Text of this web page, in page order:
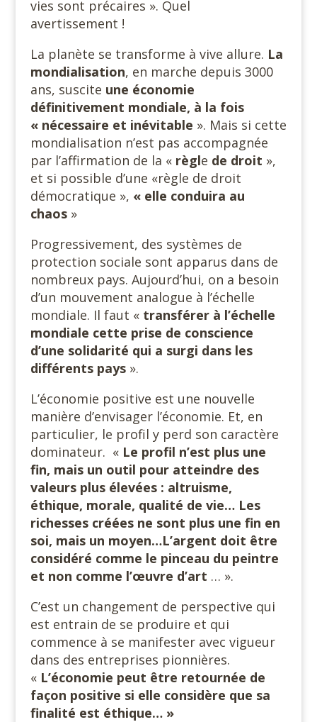
vies sont précaires ». Quel
avertissement !
La planète se transforme à vive allure. La
mondialisation, en marche depuis 3000
ans, suscite une économie
définitivement mondiale, à la fois
« nécessaire et inévitable ». Mais si cette
mondialisation n’est pas accompagnée
par l’affirmation de la « règle de droit »,
et si possible d’une «règle de droit
démocratique », « elle conduira au
chaos »
Progressivement, des systèmes de
protection sociale sont apparus dans de
nombreux pays. Aujourd’hui, on a besoin
d’un mouvement analogue à l’échelle
mondiale. Il faut « transférer à l’échelle
mondiale cette prise de conscience
d’une solidarité qui a surgi dans les
différents pays».
L’économie positive est une nouvelle
manière d’envisager l’économie. Et, en
particulier, le profil y perd son caractère
dominateur. « Le profil n’est plus une
fin, mais un outil pour atteindre des
valeurs plus élevées : altruisme,
éthique, morale, qualité de vie… Les
richesses créées ne sont plus une fin en
soi, mais un moyen…L’argent doit être
considéré comme le pinceau du peintre
et non comme l’œuvre d’art … ».
C’est un changement de perspective qui
est entrain de se produire et qui
commence à se manifester avec vigueur
dans des entreprises pionnières.
« L’économie peut être retournée de
façon positive si elle considère que sa
finalité est éthique… »